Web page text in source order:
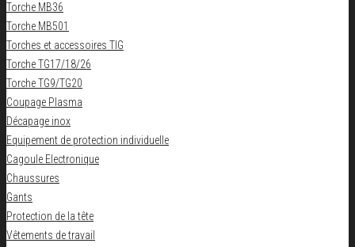
Torche MB36
Torche MB501
Torches et accessoires TIG
Torche TG17/18/26
Torche TG9/TG20
Coupage Plasma
Décapage inox
Equipement de protection individuelle
Cagoule Electronique
Chaussures
Gants
Protection de la tête
Vêtements de travail